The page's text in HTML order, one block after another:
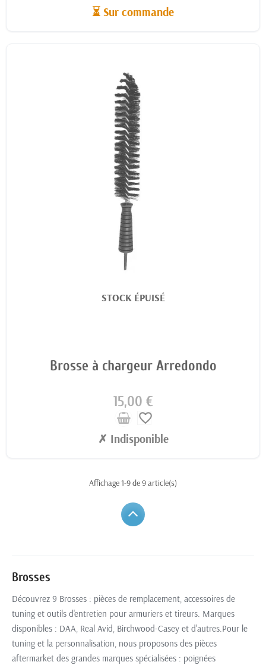
⏳ Sur commande
STOCK ÉPUISÉ
Brosse à chargeur Arredondo
15,00 €
favorite_border
✗ Indisponible
Affichage 1-9 de 9 article(s)
Brosses
Découvrez 9 Brosses : pièces de remplacement, accessoires de
tuning et outils d'entretien pour armuriers et tireurs. Marques
disponibles : DAA, Real Avid, Birchwood-Casey et d'autres.Pour le
tuning et la personnalisation, nous proposons des pièces
aftermarket des grandes marques spécialisées : poignées